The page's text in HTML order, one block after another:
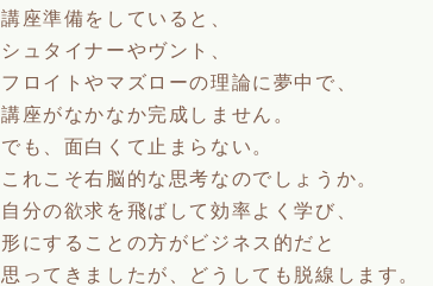
講座準備をしていると、
シュタイナーやヴント、
フロイトやマズローの理論に夢中で、
講座がなかなか完成しません。
でも、面白くて止まらない。
これこそ右脳的な思考なのでしょうか。
自分の欲求を飛ばして効率よく学び、
形にすることの方がビジネス的だと
思ってきましたが、どうしても脱線します。